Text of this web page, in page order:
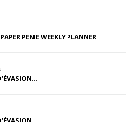
PENIE WEEKLY PLANNER